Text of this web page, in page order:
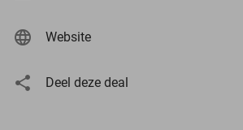
Website
Deel deze deal